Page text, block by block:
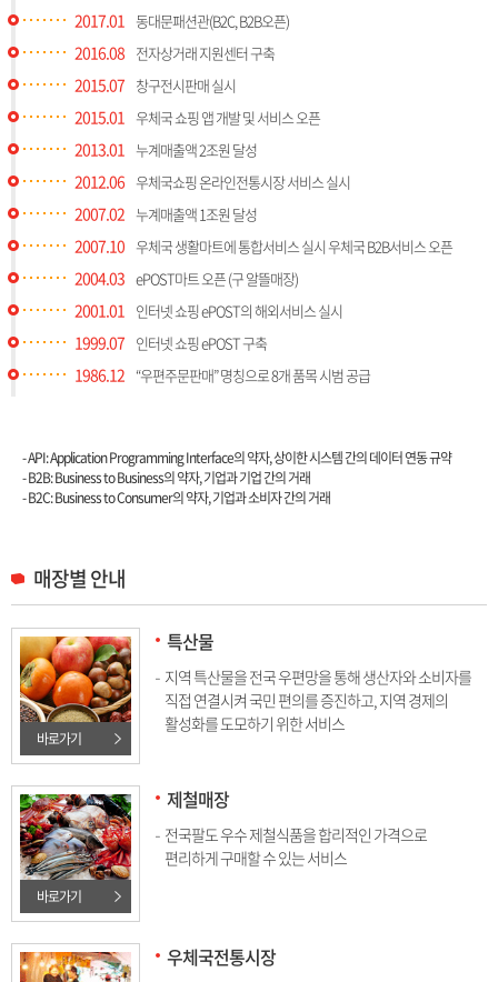
2017.01 동대문패션관(B2C, B2B오픈)
2016.08 전자상거래 지원센터 구축
2015.07 창구전시판매 실시
2015.01 우체국 쇼핑 앱 개발 및 서비스 오픈
2013.01 누계매출액 2조원 달성
2012.06 우체국쇼핑 온라인전통시장 서비스 실시
2007.02 누계매출액 1조원 달성
2007.10 우체국 생활마트에 통합서비스 실시 우체국 B2B서비스 오픈
2004.03 ePOST마트 오픈 (구 알뜰매장)
2001.01 인터넷 쇼핑 ePOST의 해외서비스 실시
1999.07 인터넷 쇼핑 ePOST 구축
1986.12 “우편주문판매” 명칭으로 8개 품목 시범 공급
- API: Application Programming Interface의 약자, 상이한 시스템 간의 데이터 연동 규약
- B2B: Business to Business의 약자, 기업과 기업 간의 거래
- B2C: Business to Consumer의 약자, 기업과 소비자 간의 거래
매장별 안내
바로가기
특산물
지역 특산물을 전국 우편망을 통해 생산자와 소비자를
직접 연결시켜 국민 편의를 증진하고, 지역 경제의
활성화를 도모하기 위한 서비스
바로가기
제철매장
전국팔도 우수 제철식품을 합리적인 가격으로
편리하게 구매할 수 있는 서비스
우체국전통시장